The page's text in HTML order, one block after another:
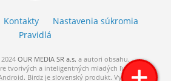
Kontakty
Nastavenia súkromia
Pravidlá
OUR MEDIA SR a.s. a autori obsahu.
tvorivých a inteligentných mladých ľudí.
Birdz je slovenský produkt. Vytvorené s